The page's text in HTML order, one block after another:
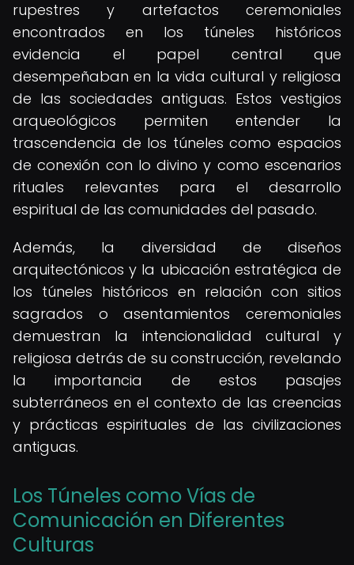
rupestres y artefactos ceremoniales
encontrados en los túneles históricos
evidencia el papel central que
desempeñaban en la vida cultural y religiosa
de las sociedades antiguas. Estos vestigios
arqueológicos permiten entender la
trascendencia de los túneles como espacios
de conexión con lo divino y como escenarios
rituales relevantes para el desarrollo
espiritual de las comunidades del pasado.
Además, la diversidad de diseños
arquitectónicos y la ubicación estratégica de
los túneles históricos en relación con sitios
sagrados o asentamientos ceremoniales
demuestran la intencionalidad cultural y
religiosa detrás de su construcción, revelando
la importancia de estos pasajes
subterráneos en el contexto de las creencias
y prácticas espirituales de las civilizaciones
antiguas.
Los Túneles como Vías de
Comunicación en Diferentes
Culturas